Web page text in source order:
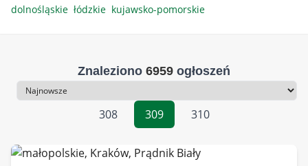
dolnośląskie łódzkie kujawsko-pomorskie
Znaleziono 6959 ogłoszeń
Sortowanie
308
309 310